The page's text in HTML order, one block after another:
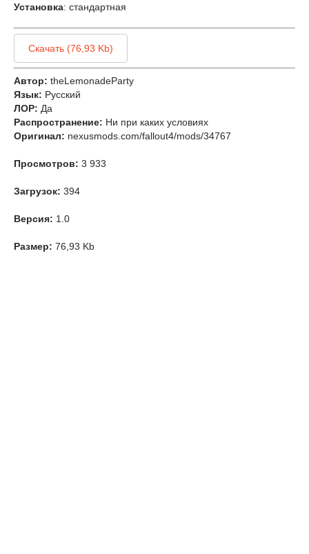
Установка: стандартная
Скачать (76,93 Kb)
Автор: theLemonadeParty
Язык: Русский
ЛОР: Да
Распространение: Ни при каких условиях
Оригинал: nexusmods.com/fallout4/mods/34767
Просмотров: 3 933
Загрузок: 394
Версия: 1.0
Размер: 76,93 Kb